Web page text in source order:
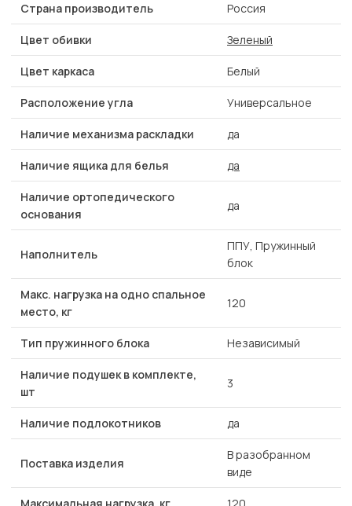
Страна производитель Россия
Цвет обивки Зеленый
Цвет каркаса Белый
Расположение угла Универсальное
Наличие механизма раскладки да
Наличие ящика для белья да
Наличие ортопедического
основания
да
Наполнитель
ППУ, Пружинный
блок
Макс. нагрузка на одно спальное
место, кг
120
Тип пружинного блока Независимый
Наличие подушек в комплекте,
шт
3
Наличие подлокотников да
Поставка изделия
В разобранном
виде